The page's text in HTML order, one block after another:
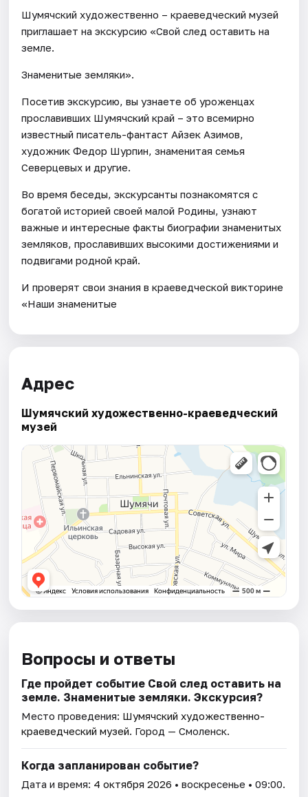
Шумячский художественно – краеведческий музей
приглашает на экскурсию «Свой след оставить на
земле.
Знаменитые земляки».
Посетив экскурсию, вы узнаете об уроженцах
прославивших Шумячский край – это всемирно
известный писатель-фантаст Айзек Азимов,
художник Федор Шурпин, знаменитая семья
Северцевых и другие.
Во время беседы, экскурсанты познакомятся с
богатой историей своей малой Родины, узнают
важные и интересные факты биографии знаменитых
земляков, прославивших высокими достижениями и
подвигами родной край.
И проверят свои знания в краеведческой викторине
«Наши знаменитые
Адрес
Шумячский художественно-краеведческий
музей
Вопросы и ответы
Где пройдет событие Свой след оставить на
земле. Знаменитые земляки. Экскурсия?
Место проведения: Шумячский художественно-
краеведческий музей. Город — Смоленск.
Когда запланирован событие?
Дата и время: 4 октября 2026 • воскресенье • 09:00.